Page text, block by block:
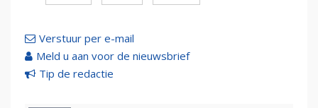
Verstuur per e-mail
Meld u aan voor de nieuwsbrief
Tip de redactie